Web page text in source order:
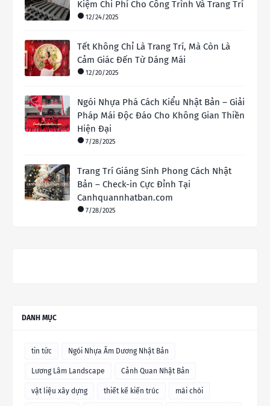
Kiệm Chi Phí Cho Công Trình Và Trang Trí
12/24/2025
Tết Không Chỉ Là Trang Trí, Mà Còn Là
Cảm Giác Đến Từ Dáng Mái
12/20/2025
Ngói Nhựa Phá Cách Kiểu Nhật Bản – Giải
Pháp Mái Độc Đáo Cho Không Gian Thiền
Hiện Đại
7/28/2025
Trang Trí Giáng Sinh Phong Cách Nhật
Bản – Check-in Cực Đỉnh Tại
Canhquannhatban.com
7/28/2025
DANH MỤC
tin tức Ngói Nhựa Âm Dương Nhật Bản
Lương Lâm Landscape Cảnh Quan Nhật Bản
vật liệu xây dựng thiết kế kiến trúc mái chòi